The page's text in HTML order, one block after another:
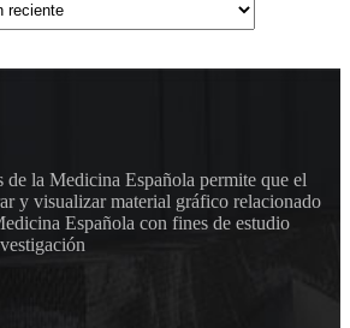
de la Medicina Española permite que el
y visualizar material gráfico relacionado
Española con fines de estudio